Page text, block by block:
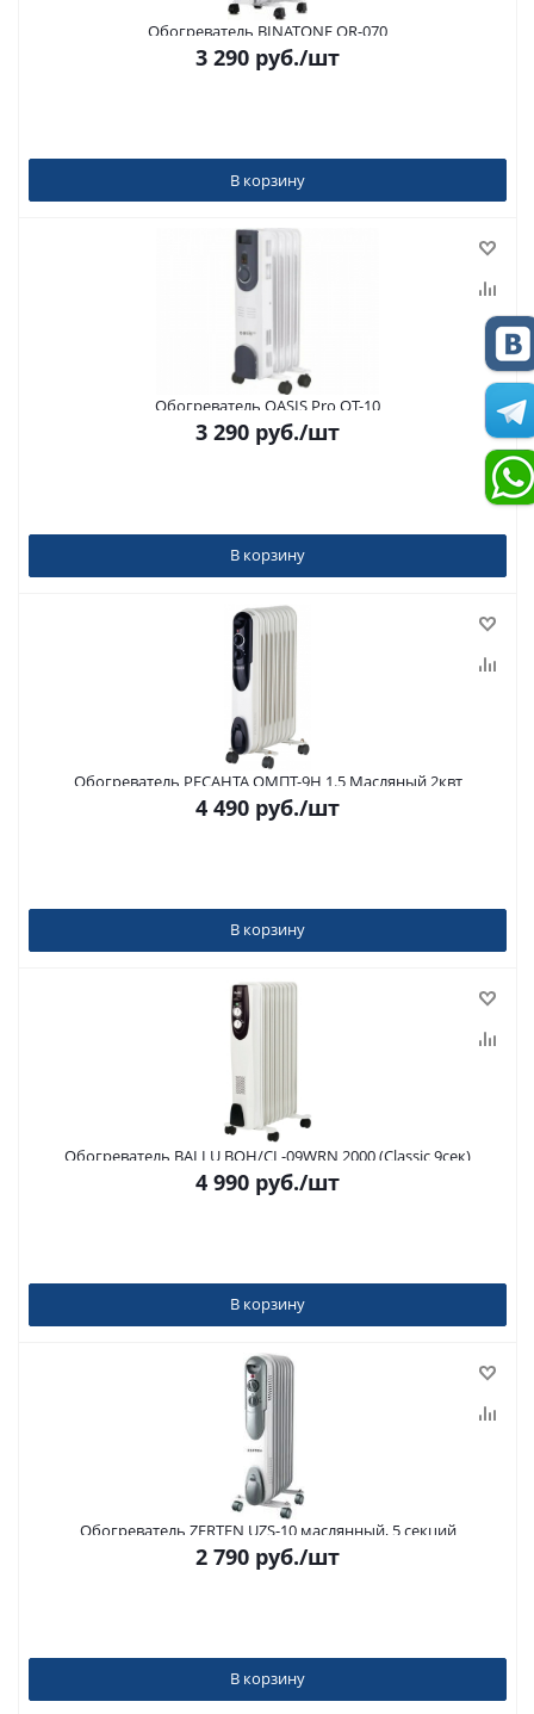
Обогреватель BINATONE OR-070
3 290 руб./шт
В корзину
Обогреватель OASIS Pro OT-10
3 290 руб./шт
В корзину
Обогреватель РЕСАНТА ОМПТ-9Н 1.5 Масляный 2квт
4 490 руб./шт
В корзину
Обогреватель BALLU BOH/CL-09WRN 2000 (Classic 9сек)
4 990 руб./шт
В корзину
Обогреватель ZERTEN UZS-10 маслянный, 5 секций
2 790 руб./шт
В корзину